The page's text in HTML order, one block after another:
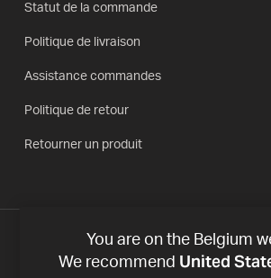
Statut de la commande
Politique de livraison
Assistance commandes
Politique de retour
Retourner un produit
You are on the Belgium
We recommend United